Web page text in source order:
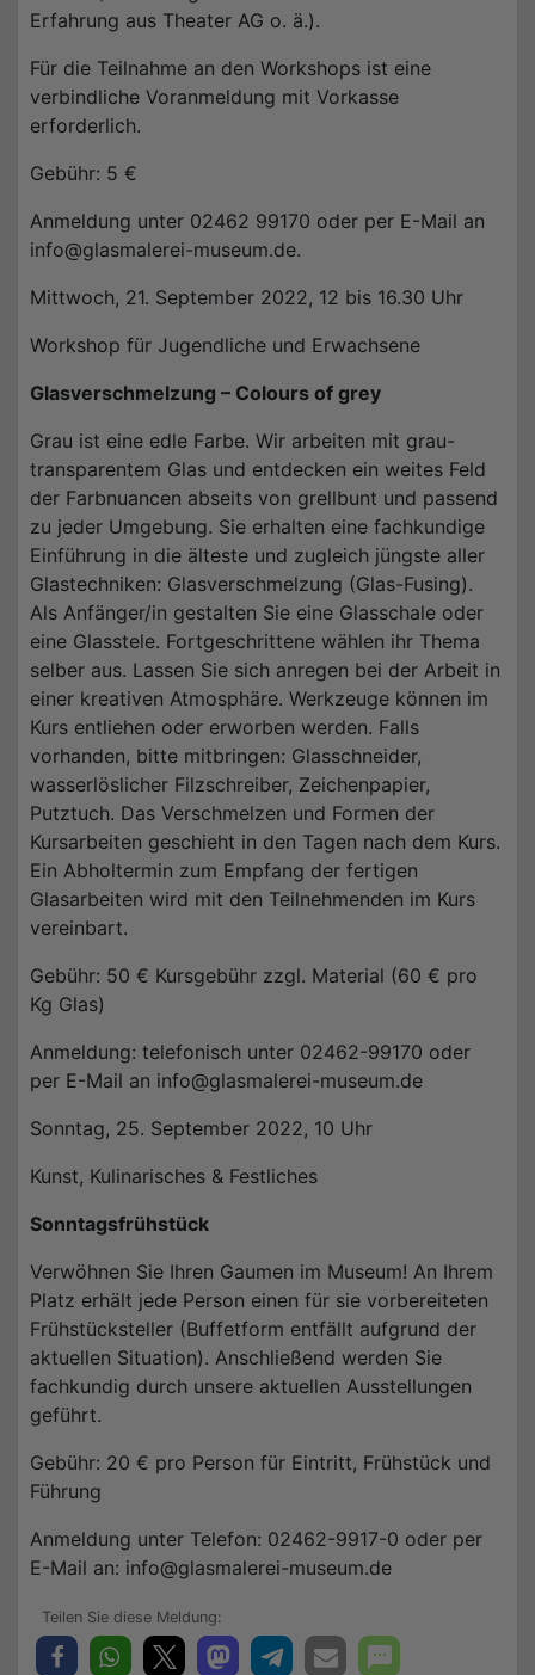
Erfahrung aus Theater AG o. ä.).
Für die Teilnahme an den Workshops ist eine
verbindliche Voranmeldung mit Vorkasse
erforderlich.
Gebühr: 5 €
Anmeldung unter 02462 99170 oder per E-Mail an
info@glasmalerei-museum.de.
Mittwoch, 21. September 2022, 12 bis 16.30 Uhr
Workshop für Jugendliche und Erwachsene
Glasverschmelzung – Colours of grey
Grau ist eine edle Farbe. Wir arbeiten mit grau-
transparentem Glas und entdecken ein weites Feld
der Farbnuancen abseits von grellbunt und passend
zu jeder Umgebung. Sie erhalten eine fachkundige
Einführung in die älteste und zugleich jüngste aller
Glastechniken: Glasverschmelzung (Glas-Fusing).
Als Anfänger/in gestalten Sie eine Glasschale oder
eine Glasstele. Fortgeschrittene wählen ihr Thema
selber aus. Lassen Sie sich anregen bei der Arbeit in
einer kreativen Atmosphäre. Werkzeuge können im
Kurs entliehen oder erworben werden. Falls
vorhanden, bitte mitbringen: Glasschneider,
wasserlöslicher Filzschreiber, Zeichenpapier,
Putztuch. Das Verschmelzen und Formen der
Kursarbeiten geschieht in den Tagen nach dem Kurs.
Ein Abholtermin zum Empfang der fertigen
Glasarbeiten wird mit den Teilnehmenden im Kurs
vereinbart.
Gebühr: 50 € Kursgebühr zzgl. Material (60 € pro
Kg Glas)
Anmeldung: telefonisch unter 02462-99170 oder
per E-Mail an info@glasmalerei-museum.de
Sonntag, 25. September 2022, 10 Uhr
Kunst, Kulinarisches & Festliches
Sonntagsfrühstück
Verwöhnen Sie Ihren Gaumen im Museum! An Ihrem
Platz erhält jede Person einen für sie vorbereiteten
Frühstücksteller (Buffetform entfällt aufgrund der
aktuellen Situation). Anschließend werden Sie
fachkundig durch unsere aktuellen Ausstellungen
geführt.
Gebühr: 20 € pro Person für Eintritt, Frühstück und
Führung
Anmeldung unter Telefon: 02462-9917-0 oder per
E-Mail an: info@glasmalerei-museum.de